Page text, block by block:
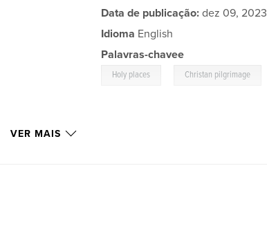
Data de publicação: dez 09, 2023
Idioma English
Palavras-chavee
Holy places Christan pilgrimage
VER MAIS